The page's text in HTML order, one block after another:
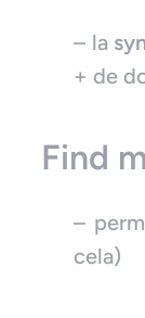
– la
+ de
Find
–
cela)